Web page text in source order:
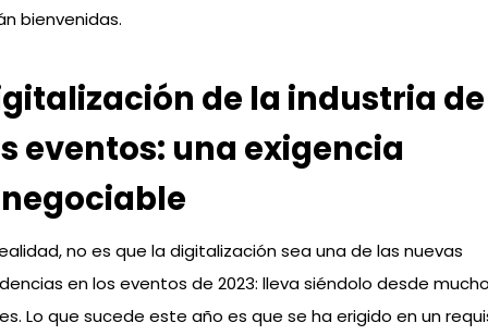
bienvenidas.
de la industria de
eventos: una exigencia
no es que la digitalización sea una de las nuevas
en los eventos de 2023: lleva siéndolo desde
Lo que sucede este año es que se ha erigido en un